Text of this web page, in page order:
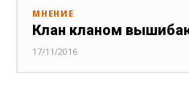
МНЕНИЕ
Клан кланом
17/11/2016